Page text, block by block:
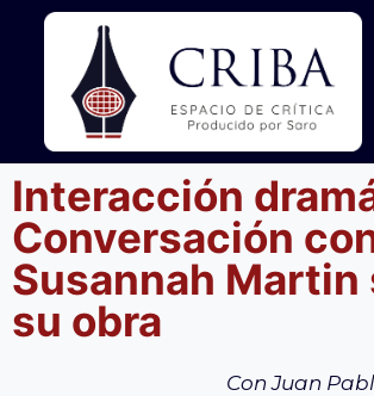
a
r
a
l
c
o
Interacción
Conversación
Susannah Martin
su obra
Con Juan